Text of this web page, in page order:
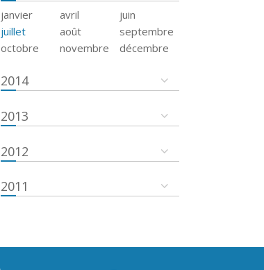
janvier avril
juin
juillet
août
septembre
octobre
novembre décembre
2014
2013
2012
2011